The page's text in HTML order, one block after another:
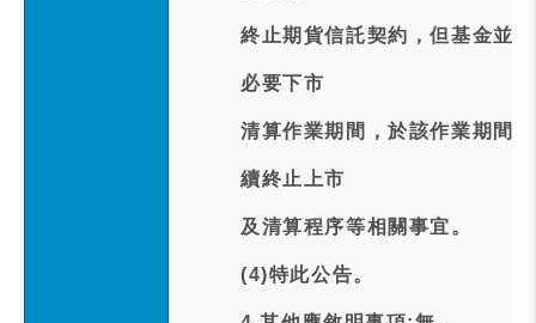
終止期貨信託契約，但基金並
必要下市
清算作業期間，於該作業期間
續終止上市
及清算程序等相關事宜。
(4)特此公告。